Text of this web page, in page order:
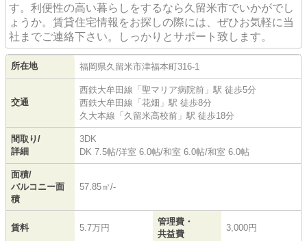
す。利便性の高い暮らしをするなら久留米市でいかがでし
ょうか。賃貸住宅情報をお探しの際には、ぜひお気軽に当
社までご連絡下さい。しっかりとサポート致します。
所在地 福岡県久留米市津福本町316-1
交通
西鉄大牟田線 「聖マリア病院前 」駅 徒歩5分
西鉄大牟田線 「花畑 」駅 徒歩8分
久大本線 「久留米高校前 」駅 徒歩18分
間取り/
詳細
3DK
DK 7.5帖/洋室 6.0帖/和室 6.0帖/和室 6.0帖
面積/
バルコニー面
積
57.85㎡/-
賃料 5.7万円
管理費・
共益費
3,000円